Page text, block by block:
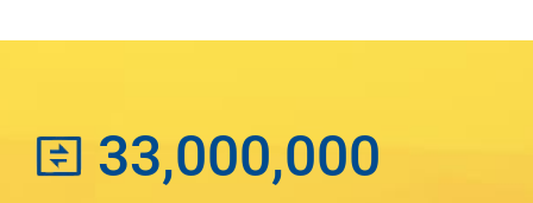
33,000,000